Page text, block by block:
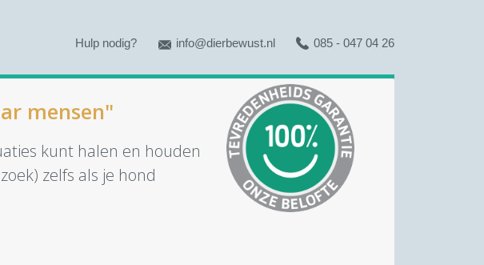
Hulp nodig? info@dierbewust.nl 085 - 047 04 26
mensen"
kunt halen en houden
zelfs als je hond